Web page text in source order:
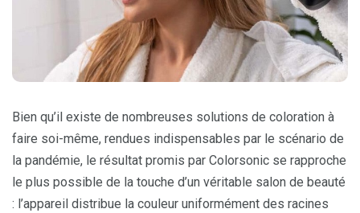
Bien qu’il existe de nombreuses solutions de coloration à
faire soi-même, rendues indispensables par le scénario de
la pandémie, le résultat promis par Colorsonic se rapproche
le plus possible de la touche d’un véritable salon de beauté
: l’appareil distribue la couleur uniformément des racines